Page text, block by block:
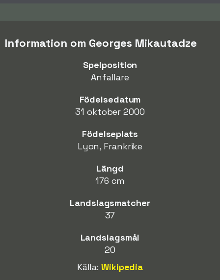
Information om Georges Mikautadze
Spelposition
Anfallare
Födelsedatum
31 oktober 2000
Födelseplats
Lyon, Frankrike
Längd
176 cm
Landslagsmatcher
37
Landslagsmål
20
Källa:Wikipedia